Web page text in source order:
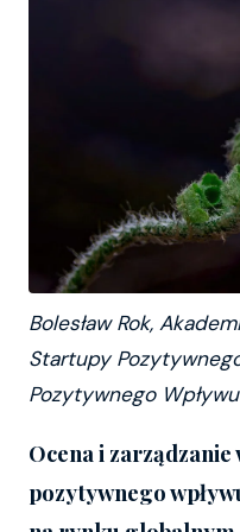
Bolesław Rok,
Startupy
Pozytywnego
Ocena i
pozytywnego